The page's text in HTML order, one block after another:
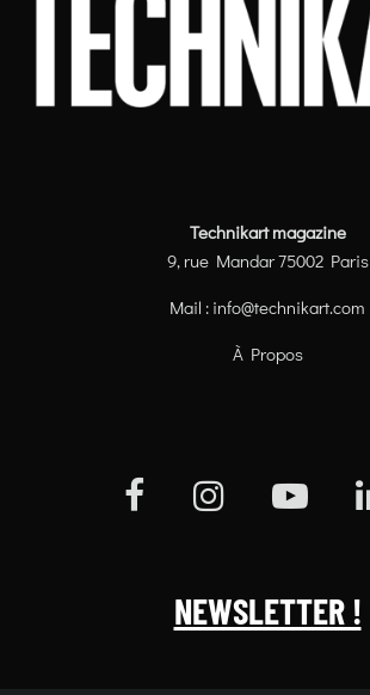
Technikart magazine
9, rue Mandar 75002 Paris
Mail : info@technikart.com
À Propos
NEWSLETTER !